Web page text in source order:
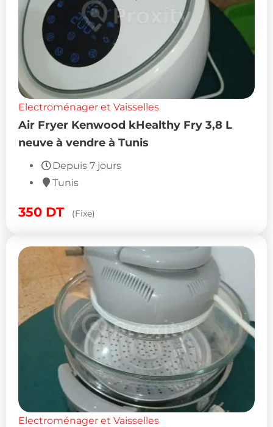
Electroménager et Vaisselles
Air Fryer Kenwood kHealthy Fry 3,8 L
neuve à vendre à Tunis
Depuis 7 jours
Tunis
350 DT (Fixe)
Electroménager et Vaisselles